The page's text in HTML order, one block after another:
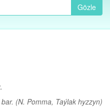
Gözle
(N. Pomma, Taýlak hyzzyn)